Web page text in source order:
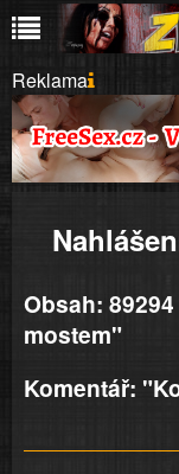
Reklama
Obsah:
mostem"
Komentář: